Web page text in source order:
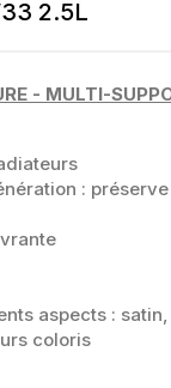
2.5L
- MULTI-
:
aspects :
coloris